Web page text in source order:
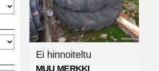
Ei hinnoiteltu
MUU MERKKI